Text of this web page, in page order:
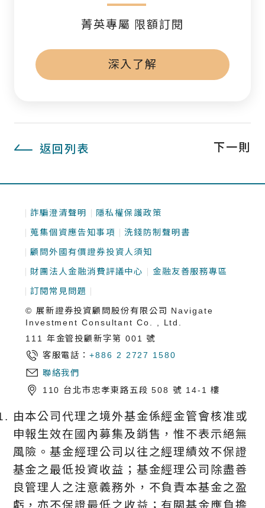
菁英專屬 限額訂閱
深入了解
返回列表 下一則
詐騙澄清聲明 隱私權保護政策
蒐集個資應告知事項 洗錢防制聲明書
顧問外國有價證券投資人須知
財團法人金融消費評議中心 金融友善服務專區
訂閱常見問題
© 展新證券投資顧問股份有限公司 Navigate
Investment Consultant Co. , Ltd.
111 年金管投顧新字第 001 號
客服電話：+886 2 2727 1580
聯絡我們
110 台北市忠孝東路五段 508 號 14-1 樓
由本公司代理之境外基金係經金管會核准或
申報生效在國內募集及銷售，惟不表示絕無
風險。基金經理公司以往之經理績效不保證
基金之最低投資收益；基金經理公司除盡善
良管理人之注意義務外，不負責本基金之盈
虧，亦不保證最低之收益；有關基金應負擔